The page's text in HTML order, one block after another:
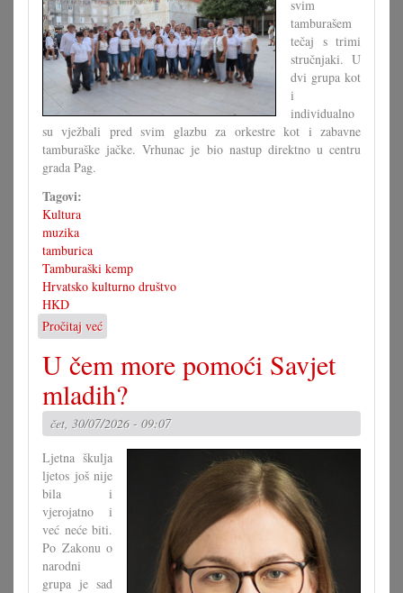
svim
tamburašem
tečaj s trimi
stručnjaki. U
dvi grupa kot
i
individualno
su vježbali pred svim glazbu za orkestre kot i zabavne
tamburaške jačke. Vrhunac je bio nastup direktno u centru
grada Pag.
Tagovi:
Kultura
muzika
tamburica
Tamburaški kemp
Hrvatsko kulturno društvo
HKD
Pročitaj već
3.
tamburaški
kemp
s
koncertom
u
Pagu
U čem more pomoći Savjet
mladih?
čet, 30/07/2026 - 09:07
Ljetna škulja
ljetos još nije
bila i
vjerojatno i
već neće biti.
Po Zakonu o
narodni
grupa je sad